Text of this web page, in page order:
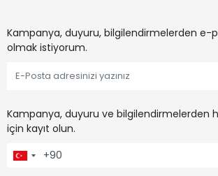
Kampanya, duyuru, bilgilendirmelerden e-
olmak istiyorum.
Kampanya, duyuru ve bilgilendirmelerden
için kayıt olun.